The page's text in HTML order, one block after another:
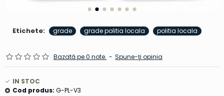
Etichete: grade grade politia locala politia locala
Bazată pe 0 note. - Spune-ţi opinia
IN STOC
Cod produs: G-PL-V3